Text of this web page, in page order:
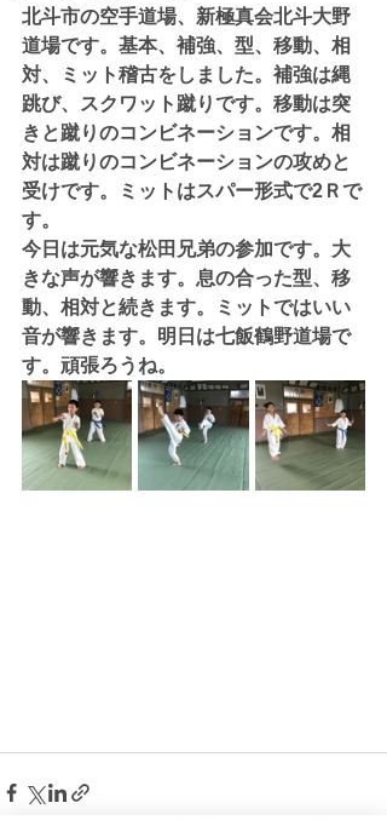
北斗市の空手道場、新極真会北斗大野
道場です。基本、補強、型、移動、相
対、ミット稽古をしました。補強は縄
跳び、スクワット蹴りです。移動は突
きと蹴りのコンビネーションです。相
対は蹴りのコンビネーションの攻めと
受けです。ミットはスパー形式で2Ｒで
す。
今日は元気な松田兄弟の参加です。大
きな声が響きます。息の合った型、移
動、相対と続きます。ミットではいい
音が響きます。明日は七飯鶴野道場で
す。頑張ろうね。